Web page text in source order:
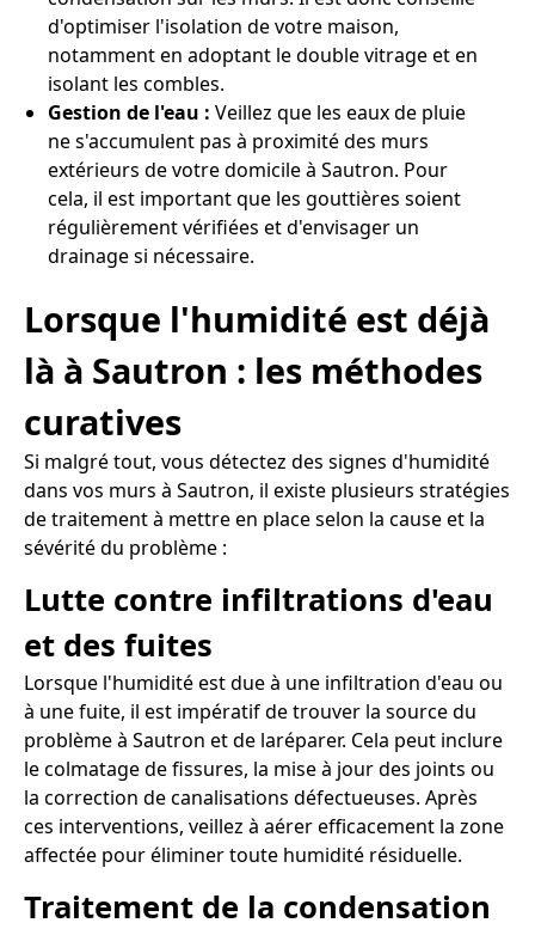
d'optimiser l'isolation de votre maison,
notamment en adoptant le double vitrage et en
isolant les combles.
Gestion de l'eau : Veillez que les eaux de pluie
ne s'accumulent pas à proximité des murs
extérieurs de votre domicile à Sautron. Pour
cela, il est important que les gouttières soient
régulièrement vérifiées et d'envisager un
drainage si nécessaire.
Lorsque l'humidité est déjà
là à Sautron : les méthodes
curatives
Si malgré tout, vous détectez des signes d'humidité
dans vos murs à Sautron, il existe plusieurs stratégies
de traitement à mettre en place selon la cause et la
sévérité du problème :
Lutte contre infiltrations d'eau
et des fuites
Lorsque l'humidité est due à une infiltration d'eau ou
à une fuite, il est impératif de trouver la source du
problème à Sautron et de laréparer. Cela peut inclure
le colmatage de fissures, la mise à jour des joints ou
la correction de canalisations défectueuses. Après
ces interventions, veillez à aérer efficacement la zone
affectée pour éliminer toute humidité résiduelle.
Traitement de la condensation